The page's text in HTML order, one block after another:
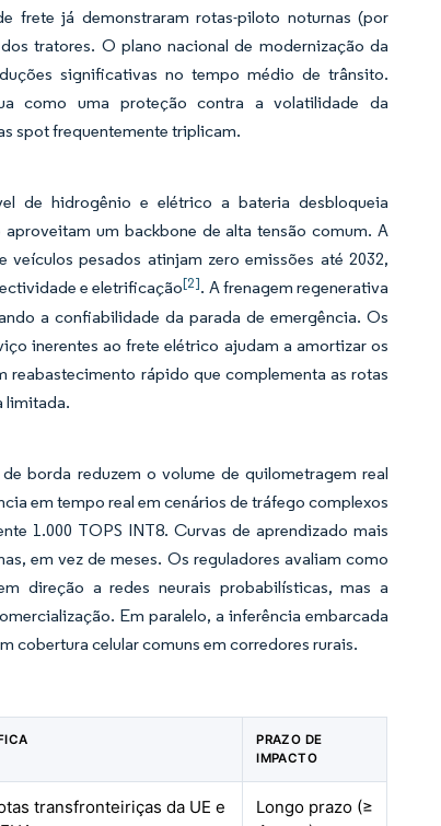
frete já demonstraram rotas-piloto noturnas (por
tratores. O plano nacional de modernização da
significativas no tempo médio de trânsito.
como uma proteção contra a volatilidade da
spot frequentemente triplicam.
de hidrogênio e elétrico a bateria desbloqueia
um backbone de alta tensão comum. A
pesados atinjam zero emissões até 2032,
e eletrificação[2]. A frenagem regenerativa
a confiabilidade da parada de emergência. Os
inerentes ao frete elétrico ajudam a amortizar os
reabastecimento rápido que complementa as rotas
limitada.
borda reduzem o volume de quilometragem real
em tempo real em cenários de tráfego complexos
1.000 TOPS INT8. Curvas de aprendizado mais
em vez de meses. Os reguladores avaliam como
direção a redes neurais probabilísticas, mas a
Em paralelo, a inferência embarcada
cobertura celular comuns em corredores rurais.
PRAZO DE
IMPACTO
transfronteiriças da UE e
Longo prazo (≥